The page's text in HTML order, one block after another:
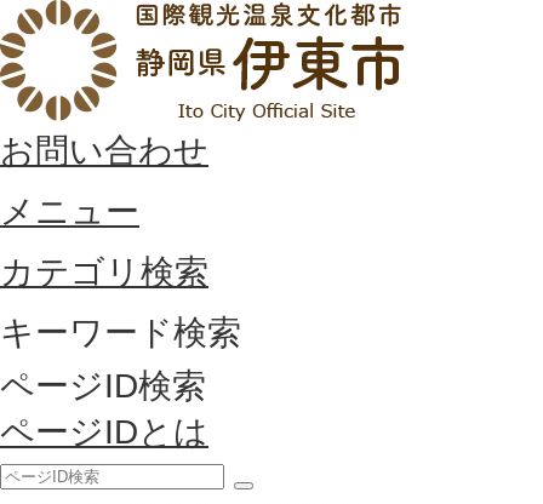
お問い合わせ
メニュー
カテゴリ検索
キーワード検索
ページID検索
ページIDとは